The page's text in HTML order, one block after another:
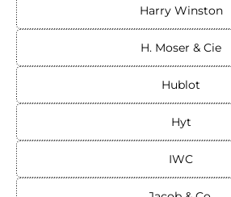
Harry Winston
H. Moser & Cie
Hublot
Hyt
IWC